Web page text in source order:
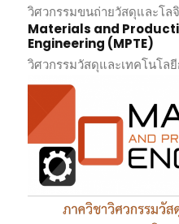
วิศวกรรมขนถ่ายวัสดุและโล
Materials and
Engineering (MPTE)
วิศวกรรมวัสดุและเทคโนโล